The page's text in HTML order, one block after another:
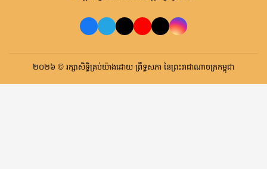
២០២៦ © រក្សាសិទ្ធិគ្រប់យ៉ាងដោយ ព្រឹទ្ធសភា នៃព្រះរាជាណាចក្រកម្ពុជា